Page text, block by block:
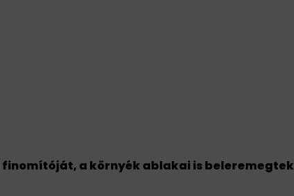
a környék ablakai is beleremegtek